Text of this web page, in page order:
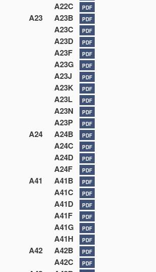
A22C PDF
A23 A23B PDF
A23C PDF
A23D PDF
A23F PDF
A23G PDF
A23J PDF
A23K PDF
A23L PDF
A23N PDF
A23P PDF
A24 A24B PDF
A24C PDF
A24D PDF
A24F PDF
A41 A41B PDF
A41C PDF
A41D PDF
A41F PDF
A41G PDF
A41H PDF
A42 A42B PDF
A42C PDF